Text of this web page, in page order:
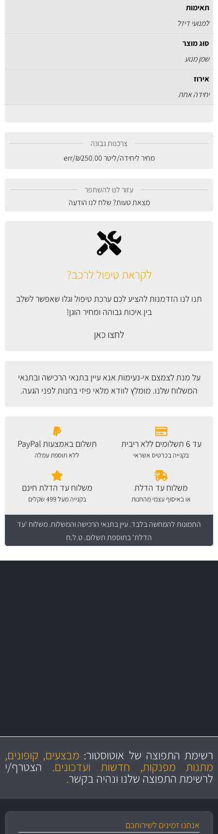
לקראת טיפול לרכב?
תנו לנו הזדמנות להציע לכם ערכת טיפול וגלו שאפשר לשלב
בין איכות גבוהה ומחיר הוגן!
לחצו כאן
על מנת לצמצם אי-נעימות אנא עייןבתנאי הרכישה ובתנאי
המשלוח שלנו. מומלץ לוודא מלאי פיזי בחנות לפני הגעה.
תאימות
למנועי דיזל
סוג מוצר
שמן מנוע
אירוז
יחידה אחת
צרכנות נבונה
מחיר ליחידה/ליטר
₪250.00
/err
עזור לנו להשתפר
מצאת טעות? שלח לנו הודעה
עד 6 תשלומים ללא ריבית
בקנייה בכרטיס אשראי
תשלום באמצעות PayPal
ללא תוספת עמלה
משלוח עד הדלת
או באיסוף עצמי מהחנות
משלוח עד הדלת חינם
בקנייה מעל 499 שקלים
התמונות להמחשה בלבד.עיין בתנאי הרכישה והמשלוח. משלוח 'עד
הדלת' בתוספת תשלום. ט.ל.ח
מקצועיות
ושירות מצויין
מחירים
הוגנים
והיצע מוצרים איכותירשימת התפוצה של אוטוסטור: מבצעים, קופונים,
מתנות מפנקות, חדשות ועדכונים.הצטרף/י
לרשימת התפוצה שלנו ונהיה בקשר.
אנחנו זמינים לשירותכם